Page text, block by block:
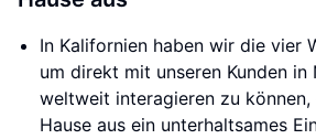
In Kalifornien haben wir die vier
um direkt mit unseren Kunden in
weltweit interagieren zu
Hause aus ein unterhaltsames